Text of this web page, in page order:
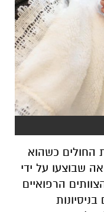
החולים כשהוא
שבוצעו על ידי
הרפואיים